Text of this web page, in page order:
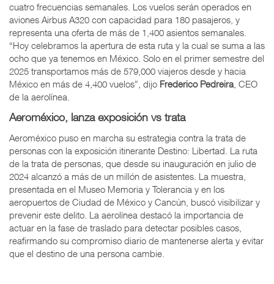
cuatro frecuencias semanales. Los vuelos serán operados en
aviones Airbus A320 con capacidad para 180 pasajeros, y
representa una oferta de más de 1,400 asientos semanales.
“Hoy celebramos la apertura de esta ruta y la cual se suma a las
ocho que ya tenemos en México. Solo en el primer semestre del
2025 transportamos más de 579,000 viajeros desde y hacia
México en más de 4,400 vuelos”, dijo Frederico Pedreira, CEO
de la aerolínea.
Aeroméxico, lanza exposición vs trata
Aeroméxico puso en marcha su estrategia contra la trata de
personas con la exposición itinerante Destino: Libertad. La ruta
de la trata de personas, que desde su inauguración en julio de
2024 alcanzó a más de un millón de asistentes. La muestra,
presentada en el Museo Memoria y Tolerancia y en los
aeropuertos de Ciudad de México y Cancún, buscó visibilizar y
prevenir este delito. La aerolínea destacó la importancia de
actuar en la fase de traslado para detectar posibles casos,
reafirmando su compromiso diario de mantenerse alerta y evitar
que el destino de una persona cambie.